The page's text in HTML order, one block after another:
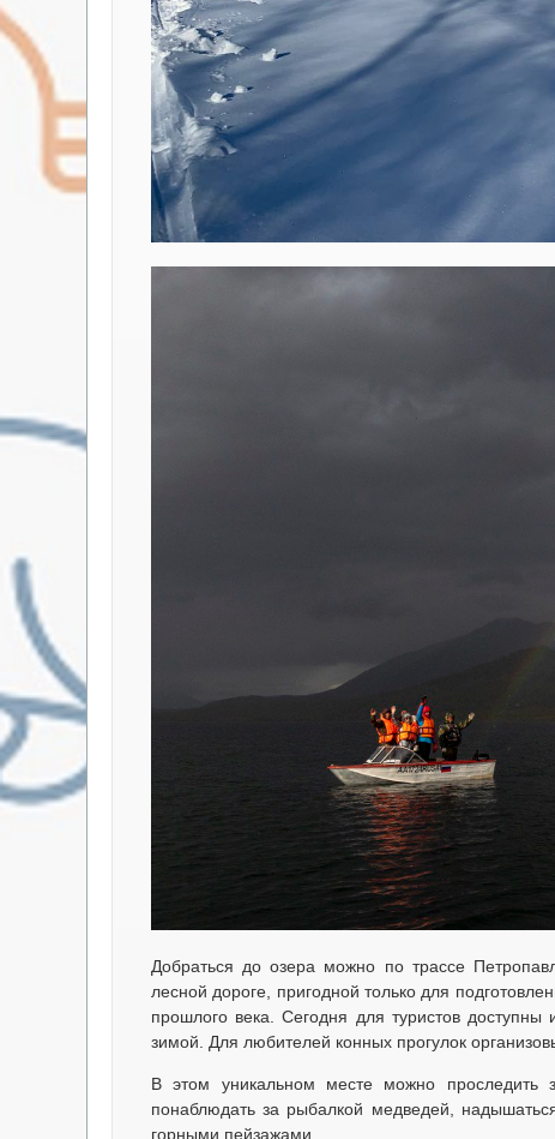
Добраться до озера можно по трассе
лесной дороге, пригодной только для
прошлого века. Сегодня для туристов
зимой. Для любителей конных прогулок
В этом уникальном месте можно
понаблюдать за рыбалкой медведей,
горными пейзажами.